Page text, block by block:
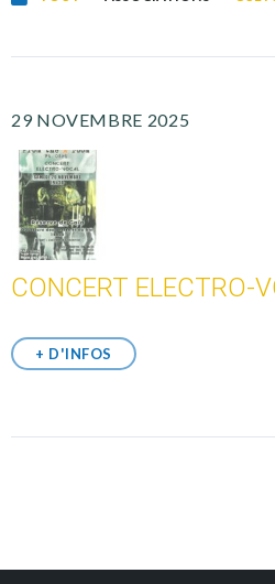
29 NOVEMBRE 2025
CONCERT ELECTRO-
+ D'INFOS